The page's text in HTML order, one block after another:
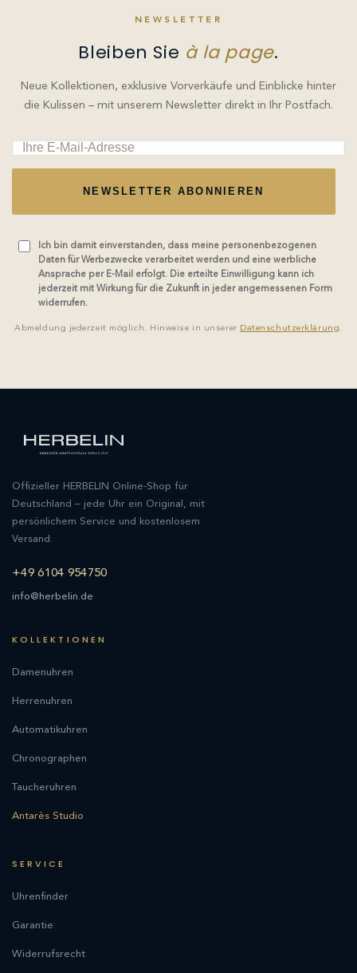
NEWSLETTER
Bleiben Sie à la page.
Neue Kollektionen, exklusive Vorverkäufe und Einblicke hinter
die Kulissen – mit unserem Newsletter direkt in Ihr Postfach.
NEWSLETTER ABONNIEREN
Ich bin damit einverstanden, dass meine personenbezogenen
Daten für Werbezwecke verarbeitet werden und eine werbliche
Ansprache per E-Mail erfolgt. Die erteilte Einwilligung kann ich
jederzeit mit Wirkung für die Zukunft in jeder angemessenen Form
widerrufen.
Abmeldung jederzeit möglich. Hinweise in unserer Datenschutzerklärung.
Offizieller HERBELIN Online-Shop für
Deutschland – jede Uhr ein Original, mit
persönlichem Service und kostenlosem
Versand.
+49 6104 954750
info@herbelin.de
KOLLEKTIONEN
Damenuhren
Herrenuhren
Automatikuhren
Chronographen
Taucheruhren
Antarès Studio
SERVICE
Uhrenfinder
Garantie
Widerrufsrecht